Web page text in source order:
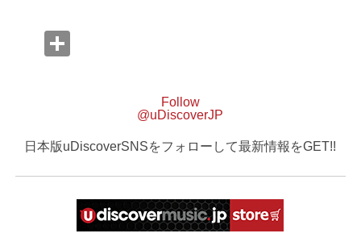
Follow
@uDiscoverJP
日本版uDiscoverSNSをフォローして最新情報をGET!!